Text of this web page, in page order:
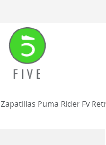
Zapatillas Puma Rider Fv